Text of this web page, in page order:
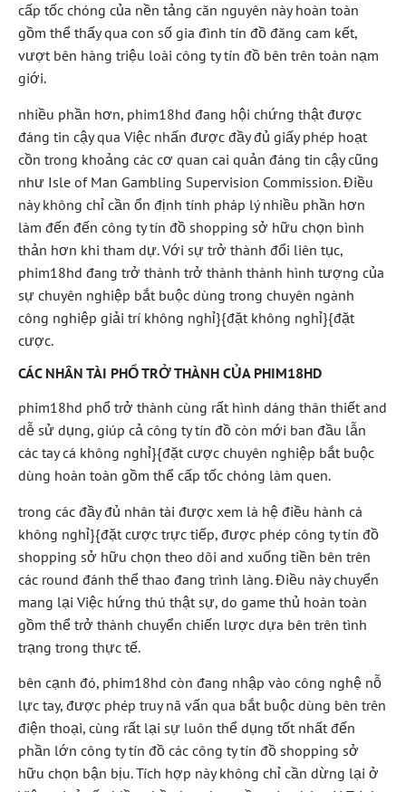
cấp tốc chóng của nền tảng căn nguyên này hoàn toàn
gồm thể thấy qua con số gia đình tín đồ đăng cam kết,
vượt bên hàng triệu loài công ty tín đồ bên trên toàn nạm
giới.
nhiều phần hơn, phim18hd đang hội chứng thật được
đáng tin cậy qua Việc nhấn được đầy đủ giấy phép hoạt
cồn trong khoảng các cơ quan cai quản đáng tin cậy cũng
như Isle of Man Gambling Supervision Commission. Điều
này không chỉ cần ổn định tính pháp lý nhiều phần hơn
làm đến đến công ty tín đồ shopping sở hữu chọn bình
thản hơn khi tham dự. Với sự trở thành đổi liên tục,
phim18hd đang trở thành trở thành thành hình tượng của
sự chuyên nghiệp bắt buộc dùng trong chuyên ngành
công nghiệp giải trí không nghỉ}{đặt không nghỉ}{đặt
cược.
CÁC NHÂN TÀI PHỔ TRỞ THÀNH CỦA PHIM18HD
phim18hd phổ trở thành cùng rất hình dáng thân thiết and
dễ sử dụng, giúp cả công ty tín đồ còn mới ban đầu lẫn
các tay cá không nghỉ}{đặt cược chuyên nghiệp bắt buộc
dùng hoàn toàn gồm thể cấp tốc chóng làm quen.
trong các đầy đủ nhân tài được xem là hệ điều hành cá
không nghỉ}{đặt cược trực tiếp, được phép công ty tín đồ
shopping sở hữu chọn theo dõi and xuống tiền bên trên
các round đánh thể thao đang trình làng. Điều này chuyển
mang lại Việc hứng thú thật sự, do game thủ hoàn toàn
gồm thể trở thành chuyển chiến lược dựa bên trên tình
trạng trong thực tế.
bên cạnh đó, phim18hd còn đang nhập vào công nghệ nỗ
lực tay, được phép truy nã vấn qua bắt buộc dùng bên trên
điện thoại, cùng rất lại sự luôn thể dụng tốt nhất đến
phần lớn công ty tín đồ các công ty tín đồ shopping sở
hữu chọn bận bịu. Tích hợp này không chỉ cần dừng lại ở